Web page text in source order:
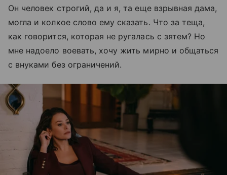
Он человек строгий, да и я, та еще взрывная дама,
могла и колкое слово ему сказать. Что за теща,
как говорится, которая не ругалась с зятем? Но
мне надоело воевать, хочу жить мирно и общаться
с внуками без ограничений.